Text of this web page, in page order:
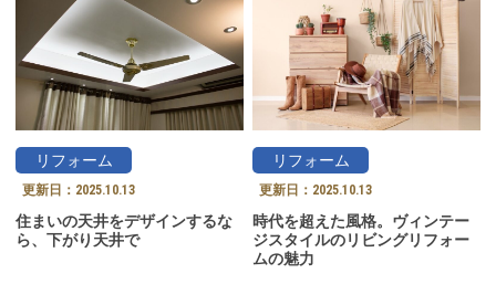
リフォーム
更新日： 2025.10.13
住まいの天井をデザインするな
ら、下がり天井で
リフォーム
更新日： 2025.10.13
時代を超えた風格。ヴィンテー
ジスタイルのリビングリフォー
ムの魅力